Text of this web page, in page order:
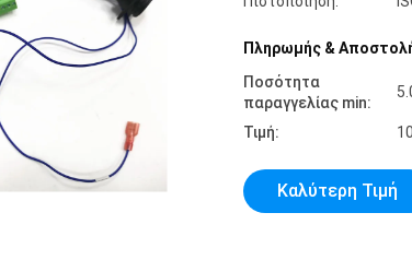
Πληρωμής &
Ποσότητα
παραγγελίας min:
Τιμή:
Καλύτερη Τιμή